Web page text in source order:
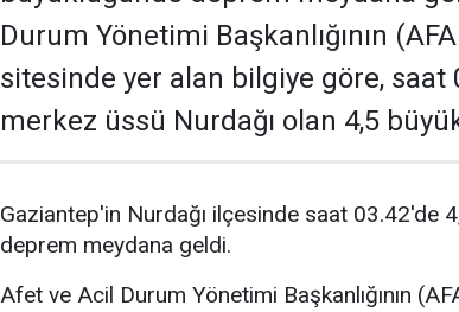
Durum Yönetimi Başkanlığının
sitesinde yer alan bilgiye göre, saat
merkez üssü Nurdağı olan 4,5
Gaziantep'in Nurdağı ilçesinde saat 03.42'de
deprem meydana geldi.
Afet ve Acil Durum Yönetimi Başkanlığının